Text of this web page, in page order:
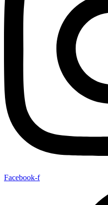
Facebook-f